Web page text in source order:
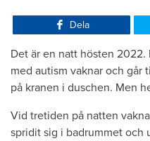
Dela
Det är en natt hösten 2022.
med autism vaknar och går
på kranen i duschen. Men
Vid tretiden på natten
spridit sig i badrummet och